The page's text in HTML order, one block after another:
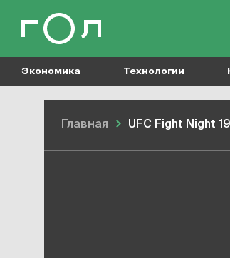
Экономика Технологии
Главная UFC Fight Night